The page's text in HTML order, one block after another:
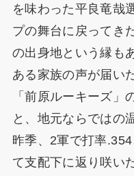
を味わった平良竜哉
プの舞台に戻ってき
の出身地という縁も
ある家族の声が届い
「前原ルーキーズ」
と、地元ならではの
昨季、2軍で打率
て支配下に返り咲い